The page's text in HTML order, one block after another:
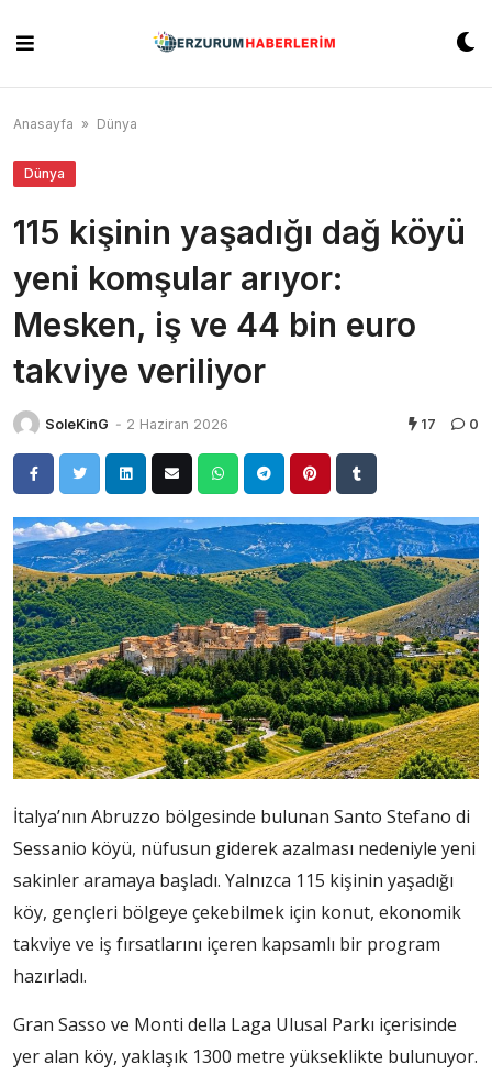
content
Anasayfa » Dünya
Dünya
115 kişinin yaşadığı dağ köyü
yeni komşular arıyor:
Mesken, iş ve 44 bin euro
takviye veriliyor
SoleKinG - 2 Haziran 2026 17 0
İtalya’nın Abruzzo bölgesinde bulunan Santo Stefano di
Sessanio köyü, nüfusun giderek azalması nedeniyle yeni
sakinler aramaya başladı. Yalnızca 115 kişinin yaşadığı
köy, gençleri bölgeye çekebilmek için konut, ekonomik
takviye ve iş fırsatlarını içeren kapsamlı bir program
hazırladı.
Gran Sasso ve Monti della Laga Ulusal Parkı içerisinde
yer alan köy, yaklaşık 1300 metre yükseklikte bulunuyor.